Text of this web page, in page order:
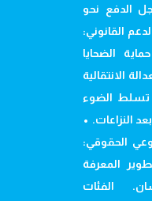
الدفع نحو
القانوني:
الضحايا
الانتقالية
تسلط الضوء
النزاعات. •
الحقوقي:
المعرفة
الفئات